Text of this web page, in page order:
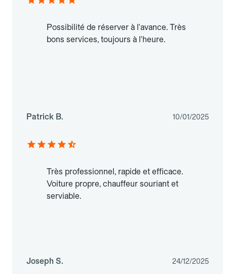
Possibilité de réserver à l'avance. Très
bons services, toujours à l'heure.
Patrick B. 10/01/2025
Très professionnel, rapide et efficace.
Voiture propre, chauffeur souriant et
serviable.
Joseph S. 24/12/2025